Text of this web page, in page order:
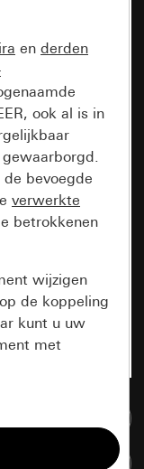
en derden
ook al is in
gewaarborgd.
bevoegde
verwerkte
betrokkenen
wijzigen
de koppeling
kunt u uw
met
de